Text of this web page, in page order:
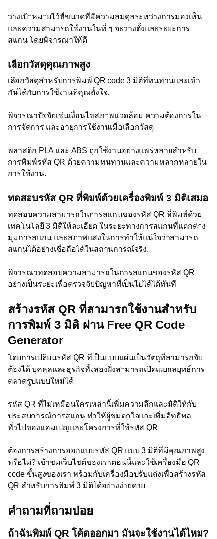
วางเป้าหมายไว้ที่ขนาดที่มีความสมดุลระหว่างการมองเห็น
และความสามารถใช้งานในที่ ๆ จะวางตั้งและระยะการ
สแกน โดยพิจารณาให้ดี
เลือกวัสดุคุณภาพสูง
เลือกวัสดุสำหรับการพิมพ์ QR code 3 มิติที่ทนทานและเข้า
กันได้กับการใช้งานที่คุณตั้งใจ.
พิจารณาปัจจัยเช่นเงื่อนไขสภาพแวดล้อม ความต้องการใน
การจัดการ และอายุการใช้งานเมื่อเลือกวัสดุ
พลาสติก PLA และ ABS ถูกใช้งานอย่างแพร่หลายสำหรับ
การพิมพ์รหัส QR ด้วยความทนทานและความหลากหลายใน
การใช้งาน.
ทดสอบรหัส QR ที่พิมพ์ด้วยเครื่องพิมพ์ 3 มิติเสมอ
ทดสอบความสามารถในการสแกนของรหัส QR ที่พิมพ์ด้วย
เทคโนโลยี 3 มิติให้ละเอียด ในระยะทางการสแกนที่แตกต่าง
มุมการสแกน และสภาพแสงในการทำให้แน่ใจว่าสามารถ
สแกนได้อย่างเชื่อถือได้ในสถานการณ์จริง.
พิจารณาทดสอบความสามารถในการสแกนของรหัส QR
อย่างเป็นระยะเพื่อตรวจจับปัญหาที่เป็นไปได้ได้ทันที
สร้างรหัส QR ที่สามารถใช้งานสำหรับ
การพิมพ์ 3 มิติ ผ่าน Free QR Code
Generator
โดยการเปลี่ยนรหัส QR ที่เป็นแบบแผ่นเป็นวัตถุที่สามารถจับ
ต้องได้ บุคคลและธุรกิจทั้งสองฝั่งสามารถเปิดเผยกลยุทธ์การ
ตลาดรูปแบบใหม่ได้
รหัส QR ที่ไม่เหมือนใครเหล่านี้เพิ่มความลึกและมิติให้กับ
ประสบการณ์การสแกน ทำให้ผู้ชมตกใจและเพิ่มอิทธิพล
ทั่วไปของแคมเปญและโครงการที่ใช้รหัส QR
ต้องการสร้างการออกแบบรหัส QR แบบ 3 มิติที่มีคุณภาพสูง
หรือไม่? เข้าชมเว็บไซต์ของเราตอนนี้และใช้เครื่องมือ QR
code ขั้นสูงของเรา พร้อมกับเครื่องมือปรับแต่งเพื่อสร้างรหัส
QR สำหรับการพิมพ์ 3 มิติได้อย่างง่ายดาย
คำถามที่ถามบ่อย
ถ้าฉันพิมพ์ QR โค้ดออกมา มันจะใช้งานได้ไหม?